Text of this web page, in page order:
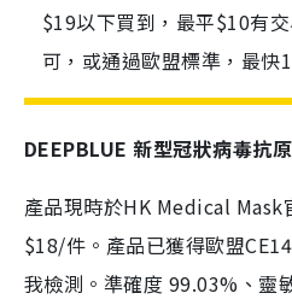
$19以下買到，最平$10有
可，或通過歐盟標準，最快
DEEPBLUE 新型冠狀病毒抗
產品現時於HK Medical Mask
$18/件。產品已獲得歐盟
我檢測。準確度 99.03%、靈